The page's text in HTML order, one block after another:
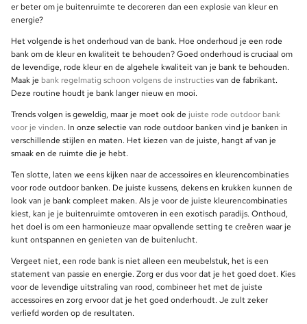
er beter om je buitenruimte te decoreren dan een explosie van kleur en
energie?
Het volgende is het onderhoud van de bank. Hoe onderhoud je een rode
bank om de kleur en kwaliteit te behouden? Goed onderhoud is cruciaal om
de levendige, rode kleur en de algehele kwaliteit van je bank te behouden.
Maak je bank regelmatig schoon volgens de instructiesvan de fabrikant.
Deze routine houdt je bank langer nieuw en mooi.
Trends volgen is geweldig, maar je moet ook de juiste rode outdoor bank
voor je vinden. In onze selectie van rode outdoor banken vind je banken in
verschillende stijlen en maten. Het kiezen van de juiste, hangt af van je
smaak en de ruimte die je hebt.
Ten slotte, laten we eens kijken naar de accessoires en kleurencombinaties
voor rode outdoor banken. De juiste kussens, dekens en krukken kunnen de
look van je bank compleet maken. Als je voor de juiste kleurencombinaties
kiest, kan je je buitenruimte omtoveren in een exotisch paradijs. Onthoud,
het doel is om een harmonieuze maar opvallende setting te creëren waar je
kunt ontspannen en genieten van de buitenlucht.
Vergeet niet, een rode bank is niet alleen een meubelstuk, het is een
statement van passie en energie. Zorg er dus voor dat je het goed doet. Kies
voor de levendige uitstraling van rood, combineer het met de juiste
accessoires en zorg ervoor dat je het goed onderhoudt. Je zult zeker
verliefd worden op de resultaten.